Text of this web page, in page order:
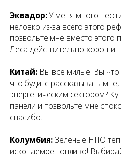
Эквадор:У меня много
неловко из-за всего этого
позвольте мне вместо этого
Леса действительно хороши.
Китай: Вы все милые. Вы что
что будите рассказывать
энергетическим сектором?
панели и позвольте мне
спасибо.
Колумбия:Зеленые НПО
ископаемое топливо!